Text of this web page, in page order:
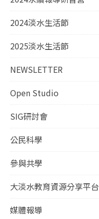
2024淡水生活節
2025淡水生活節
NEWSLETTER
Open Studio
SIG研討會
公民科學
參與共學
大淡水教育資源分享平台
媒體報導